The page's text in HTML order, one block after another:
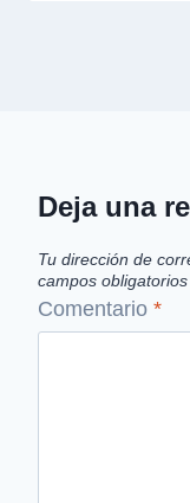
Deja una
Tu dirección de
campos
Comentario *